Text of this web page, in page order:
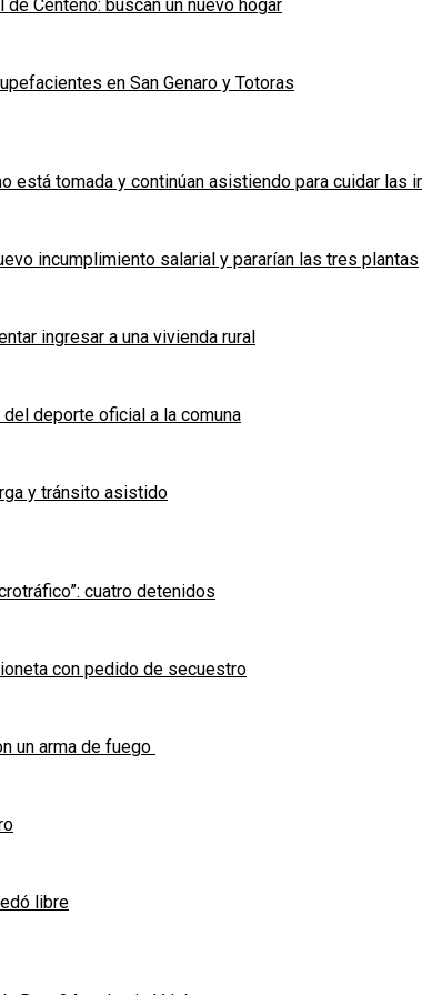
Centeno: buscan un nuevo hogar
en San Genaro y Totoras
está tomada y continúan asistiendo para cuidar las
incumplimiento salarial y pararían las tres plantas
ingresar a una vivienda rural
deporte oficial a la comuna
y tránsito asistido
cuatro detenidos
con pedido de secuestro
un arma de fuego
libre